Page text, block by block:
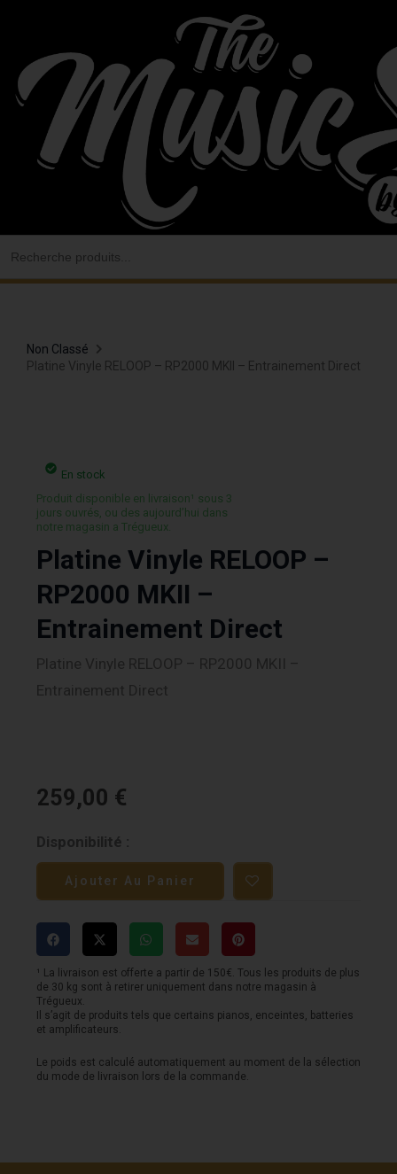
contenu
Non Classé
Platine Vinyle RELOOP – RP2000 MKII – Entrainement Direct
En stock
Produit disponible en livraison¹ sous 3
jours ouvrés, ou des aujourd’hui dans
notre magasin a Trégueux.
Platine Vinyle RELOOP –
RP2000 MKII –
Entrainement Direct
Platine Vinyle RELOOP – RP2000 MKII –
Entrainement Direct
259,00 €
Disponibilité :
quantité
de
Platine
Vinyle
RELOOP
-
RP2000
MKII
-
Entrainement
Ajouter Au Panier
¹ La livraison est offerte a partir de 150€. Tous les produits de plus
de 30 kg sont à retirer uniquement dans notre magasin à
Trégueux.
Il s’agit de produits tels que certains pianos, enceintes, batteries
et amplificateurs.
Le poids est calculé automatiquement au moment de la sélection
du mode de livraison lors de la commande.